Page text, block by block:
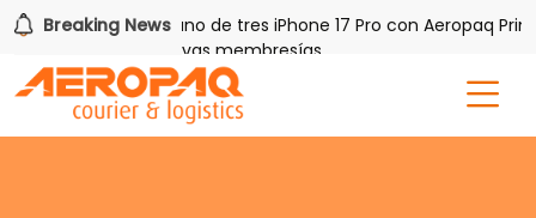
Breaking News
Gana uno de tres iPhone 17 Pro con Aeropaq Prime
tres meses nuevas membresías